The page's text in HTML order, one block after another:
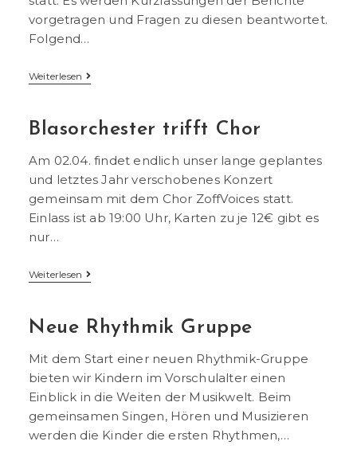
vorgetragen und Fragen zu diesen beantwortet.
Folgend…
Weiterlesen Generalversammlung
Blasorchester trifft Chor
Am 02.04. findet endlich unser lange geplantes
und letztes Jahr verschobenes Konzert
gemeinsam mit dem Chor ZoffVoices statt.
Einlass ist ab 19:00 Uhr, Karten zu je 12€ gibt es
nur…
Weiterlesen Blasorchester
Trifft
Neue Rhythmik Gruppe
Mit dem Start einer neuen Rhythmik-Gruppe
bieten wir Kindern im Vorschulalter einen
Einblick in die Weiten der Musikwelt. Beim
gemeinsamen Singen, Hören und Musizieren
werden die Kinder die ersten Rhythmen,…